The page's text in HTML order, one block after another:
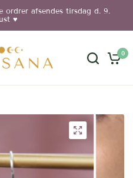
ordrer afsendes tirsdag d. 9.
♥︎
0